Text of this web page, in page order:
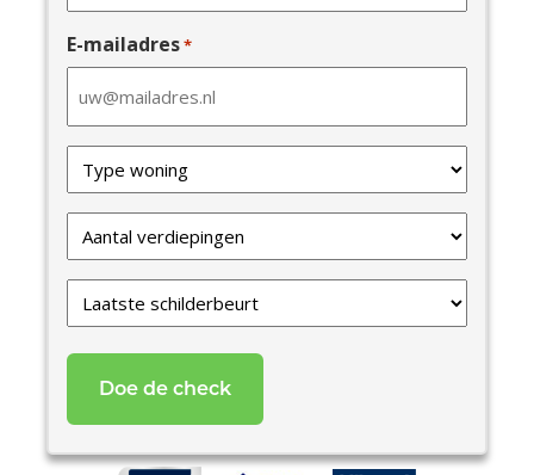
E-mailadres*
van
uw
woning
*
Verdiepingen
schilderbeurt